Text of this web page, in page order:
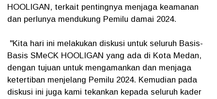
HOOLIGAN, terkait pentingnya menjaga keamanan
dan perlunya mendukung Pemilu damai 2024.
"Kita hari ini melakukan diskusi untuk seluruh Basis-
Basis SMeCK HOOLIGAN yang ada di Kota Medan,
dengan tujuan untuk mengamankan dan menjaga
ketertiban menjelang Pemilu 2024. Kemudian pada
diskusi ini juga kami tekankan kepada seluruh kader